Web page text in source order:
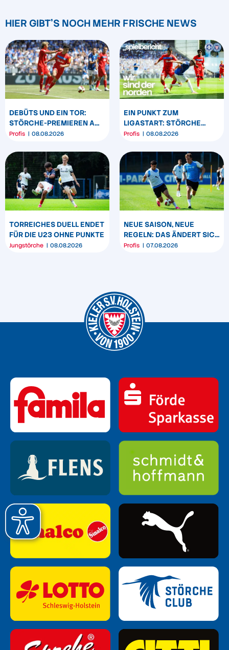
HIER GIBT'S NOCH MEHR FRISCHE NEWS
DEBÜTS UND EIN TOR:
STÖRCHE-PREMIEREN AM
„BÖLLE“
Profis 08.08.2026
EIN PUNKT ZUM
LIGASTART: STÖRCHE
SPIELEN REMIS IN
Profis 08.08.2026
TORREICHES DUELL ENDET
FÜR DIE U23 OHNE PUNKTE
Jungstörche 08.08.2026
NEUE SAISON, NEUE
REGELN: DAS ÄNDERT SICH
ZUM START DER 2.
Profis 07.08.2026